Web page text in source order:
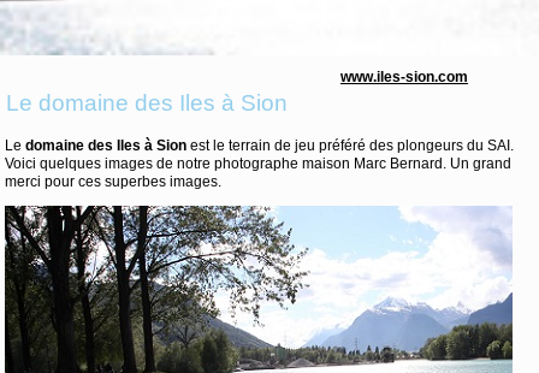
Le domaine des Iles à Sion
www.iles-sion.com
Le domaine des Iles à Sionest le terrain de jeu préféré des plongeurs du SAI.
Voici quelques images de notre photographe maison Marc Bernard. Un grand
merci pour ces superbes images.